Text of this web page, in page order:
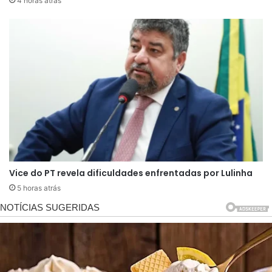
eventuais impactos sobre o sistema financeiro e
mecanismos considerados estratégicos para a
economia brasileira. O texto menciona ainda que
ações internacionais conduzidas sem articulação
podem dificultar o compartilhamento de
informações entre órgãos de segurança e
comprometer operações conjuntas voltadas ao
combate de atividades ilícitas transnacionais.
diferença entre o conceito jurídico de terrorismo
adotado pela legislação brasileira e a atuação das
facções criminosas que operam no país. De
Vice do PT revela dificuldades enfrentadas por Lulinha
5 horas atrás